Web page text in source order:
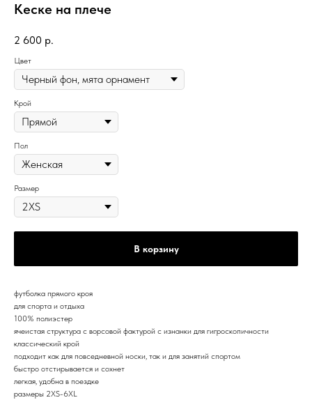
Кеске на плече
2 600 р.
Цвет
Крой
Пол
Размер
В корзину
футболка прямого кроя
для спорта и отдыха
100% полиэстер
ячеистая структура с ворсовой фактурой с изнанки для гигроскопичности
классический крой
подходит как для повседневной носки, так и для занятий спортом
быстро отстирывается и сохнет
легкая, удобна в поездке
размеры 2XS-6XL